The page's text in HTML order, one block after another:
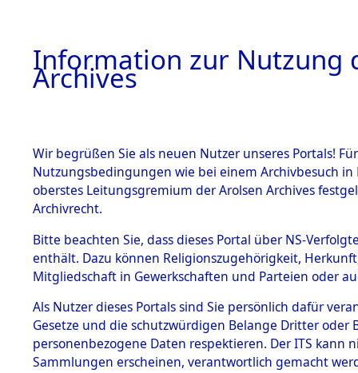
BESTÄNDE
1.
mente
5. Verschiedenes
5.3
Todesmärsche
Segeberg
Information zur Nutzung
Archives
Wir begrüßen Sie als neuen Nutzer unseres Portals!
Nutzungsbedingungen wie bei einem Archivbesuch
oberstes Leitungsgremium der Arolsen Archives
Archivrecht.
Bitte beachten Sie, dass dieses Portal über NS-
enthält. Dazu können Religionszugehörigkeit,
Mitgliedschaft in Gewerkschaften und Parteien oder
Als Nutzer dieses Portals sind Sie persönlich dafür
Gesetze und die schutzwürdigen Belange Dritter
personenbezogene Daten respektieren. Der ITS
Sammlungen erscheinen, verantwortlich gemacht